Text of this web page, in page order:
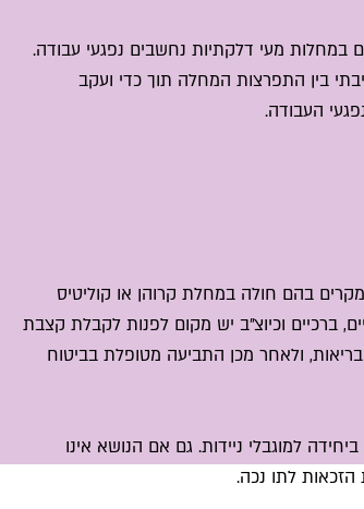
במחלות מעי דלקתיות נחשבים נפגעי עבודה.
בין התפרצות המחלה תוך כדי ועקב
העבודה.
בהם חולה במחלת קרוהן או קוליטיס
ברכיים וכיוצ"ב יש מקום לפנות לקבלת קצבת
ולאחר מכן התביעה מטופלת בביטוח
למוגבלי ניידות. גם אם הנושא אינו
הזכאות לתו נכה.